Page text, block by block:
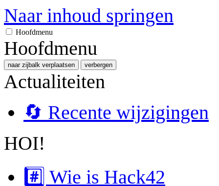
Naar inhoud springen
Hoofdmenu
Hoofdmenu
naar zijbalk verplaatsen verbergen
Actualiteiten
🔄 Recente wijzigingen
HOI!
#️⃣ Wie is Hack42